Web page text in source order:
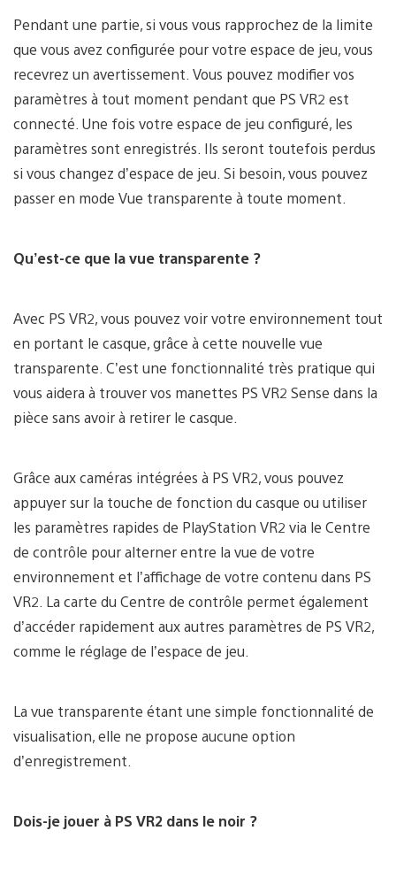
Pendant une partie, si vous vous rapprochez de la limite
que vous avez configurée pour votre espace de jeu, vous
recevrez un avertissement. Vous pouvez modifier vos
paramètres à tout moment pendant que PS VR2 est
connecté. Une fois votre espace de jeu configuré, les
paramètres sont enregistrés. Ils seront toutefois perdus
si vous changez d’espace de jeu. Si besoin, vous pouvez
passer en mode Vue transparente à toute moment.
Qu’est-ce que la vue transparente ?
Avec PS VR2, vous pouvez voir votre environnement tout
en portant le casque, grâce à cette nouvelle vue
transparente. C’est une fonctionnalité très pratique qui
vous aidera à trouver vos manettes PS VR2 Sense dans la
pièce sans avoir à retirer le casque.
Grâce aux caméras intégrées à PS VR2, vous pouvez
appuyer sur la touche de fonction du casque ou utiliser
les paramètres rapides de PlayStation VR2 via le Centre
de contrôle pour alterner entre la vue de votre
environnement et l’affichage de votre contenu dans PS
VR2. La carte du Centre de contrôle permet également
d’accéder rapidement aux autres paramètres de PS VR2,
comme le réglage de l’espace de jeu.
La vue transparente étant une simple fonctionnalité de
visualisation, elle ne propose aucune option
d’enregistrement.
Dois-je jouer à PS VR2 dans le noir ?